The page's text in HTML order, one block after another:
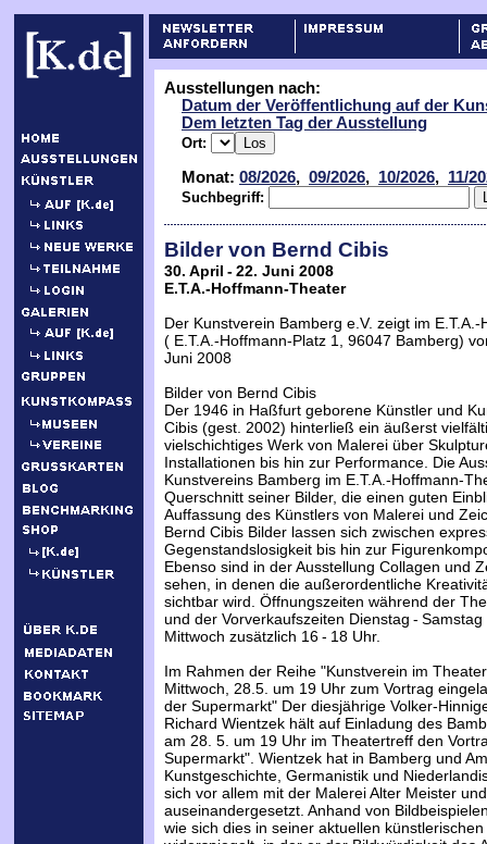
Ausstellungen nach:
Datum der Veröffentlichung auf der
Dem letzten Tag der Ausstellung
Ort:
Monat: 08/2026, 09/2026, 10/2026, 11/
Suchbegriff:
Bilder von Bernd Cibis
30. April - 22. Juni 2008
E.T.A.-Hoffmann-Theater
Der Kunstverein Bamberg e.V. zeigt im
( E.T.A.-Hoffmann-Platz 1, 96047 Bamberg)
Juni 2008
Bilder von Bernd Cibis
Der 1946 in Haßfurt geborene Künstler und
Cibis (gest. 2002) hinterließ ein äußerst
vielschichtiges Werk von Malerei über
Installationen bis hin zur Performance. Die
Kunstvereins Bamberg im E.T.A.-Hoffmann-
Querschnitt seiner Bilder, die einen guten
Auffassung des Künstlers von Malerei und
Bernd Cibis Bilder lassen sich zwischen
Gegenstandslosigkeit bis hin zur
Ebenso sind in der Ausstellung Collagen und
sehen, in denen die außerordentliche
sichtbar wird. Öffnungszeiten während der
und der Vorverkaufszeiten Dienstag - Samstag
Mittwoch zusätzlich 16 - 18 Uhr.
Im Rahmen der Reihe "Kunstverein im
Mittwoch, 28.5. um 19 Uhr zum Vortrag
der Supermarkt" Der diesjährige Volker-
Richard Wientzek hält auf Einladung des
am 28. 5. um 19 Uhr im Theatertreff den
Supermarkt". Wientzek hat in Bamberg und
Kunstgeschichte, Germanistik und
sich vor allem mit der Malerei Alter Meister
auseinandergesetzt. Anhand von
wie sich dies in seiner aktuellen künstlerischen